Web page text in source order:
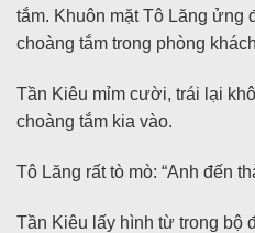
tắm. Khuôn mặt Tô Lăng ửng
choàng tắm trong phòng
Tần Kiêu mỉm cười, trái lại
choàng tắm kia vào.
Tô Lăng rất tò mò: “Anh đến
Tần Kiêu lấy hình từ trong bộ